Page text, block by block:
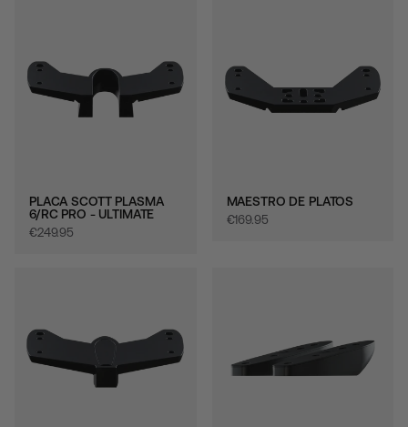
PLACA SCOTT PLASMA
6/RC PRO - ULTIMATE
€‎249.95
MAESTRO DE PLATOS
€‎169.95